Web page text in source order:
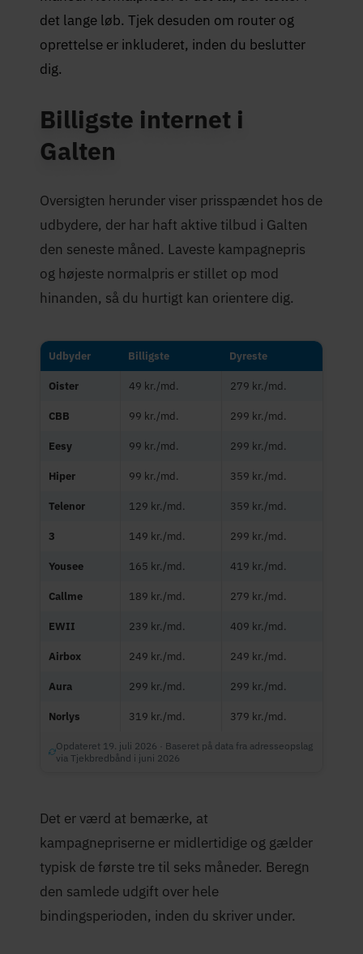
det lange løb. Tjek desuden om router og
oprettelse er inkluderet, inden du beslutter
dig.
Billigste internet i
Galten
Oversigten herunder viser prisspændet hos de
udbydere, der har haft aktive tilbud i Galten
den seneste måned. Laveste kampagnepris
og højeste normalpris er stillet op mod
hinanden, så du hurtigt kan orientere dig.
Udbyder Billigste Dyreste
Oister 49 kr./md. 279 kr./md.
CBB 99 kr./md. 299 kr./md.
Eesy 99 kr./md. 299 kr./md.
Hiper 99 kr./md. 359 kr./md.
Telenor 129 kr./md. 359 kr./md.
3 149 kr./md. 299 kr./md.
Yousee 165 kr./md. 419 kr./md.
Callme 189 kr./md. 279 kr./md.
EWII 239 kr./md. 409 kr./md.
Airbox 249 kr./md. 249 kr./md.
Aura 299 kr./md. 299 kr./md.
Norlys 319 kr./md. 379 kr./md.
Opdateret 19. juli 2026 · Baseret på data fra adresseopslag
via Tjekbredbånd i juni 2026
Det er værd at bemærke, at
kampagnepriserne er midlertidige og gælder
typisk de første tre til seks måneder. Beregn
den samlede udgift over hele
bindingsperioden, inden du skriver under.